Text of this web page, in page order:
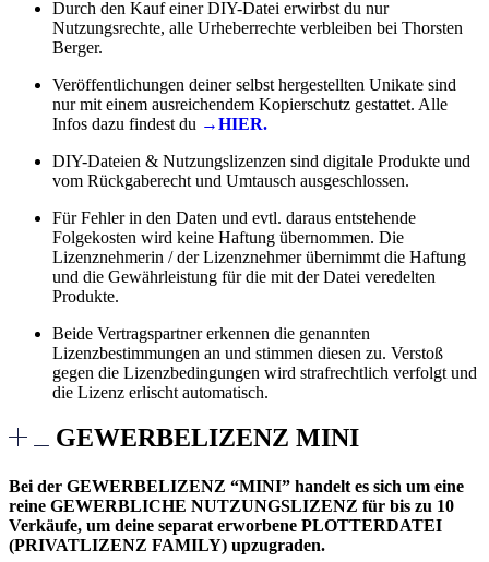
Durch den Kauf einer DIY-Datei erwirbst du nur
Nutzungsrechte, alle Urheberrechte verbleiben bei Thorsten
Berger.
Veröffentlichungen deiner selbst hergestellten Unikate sind
nur mit einem ausreichendem Kopierschutz gestattet. Alle
Infos dazu findest du →HIER.
DIY-Dateien & Nutzungslizenzen sind digitale Produkte und
vom Rückgaberecht und Umtausch ausgeschlossen.
Für Fehler in den Daten und evtl. daraus entstehende
Folgekosten wird keine Haftung übernommen. Die
Lizenznehmerin / der Lizenznehmer übernimmt die Haftung
und die Gewährleistung für die mit der Datei veredelten
Produkte.
Beide Vertragspartner erkennen die genannten
Lizenzbestimmungen an und stimmen diesen zu. Verstoß
gegen die Lizenzbedingungen wird strafrechtlich verfolgt und
die Lizenz erlischt automatisch.
GEWERBELIZENZ MINI
Bei der GEWERBELIZENZ “MINI” handelt es sich um eine
reine GEWERBLICHE NUTZUNGSLIZENZ für bis zu 10
Verkäufe, um deine separat erworbene PLOTTERDATEI
(PRIVATLIZENZ FAMILY) upzugraden.